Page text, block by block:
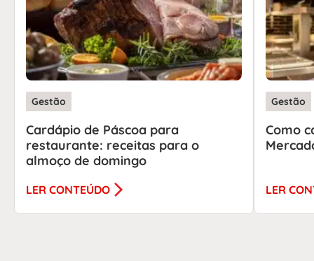
Gestão
Cardápio de Páscoa para
restaurante: receitas para o
almoço de domingo
LER CONTEÚDO
Gestão
Como
LER